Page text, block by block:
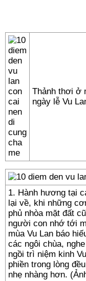
Thảnh thơi ở
ngày lễ Vu
1. Hành hương tại
lại về, khi những
phủ nhòa mặt đất
người con nhớ tới
mùa Vu Lan báo
các ngôi chùa,
ngồi trì niệm kinh
phiền trong lòng
nhẹ nhàng hơn.